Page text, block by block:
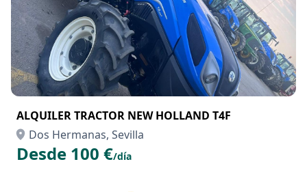
ALQUILER TRACTOR NEW HOLLAND T4F
Dos Hermanas, Sevilla
Desde 100 €/día